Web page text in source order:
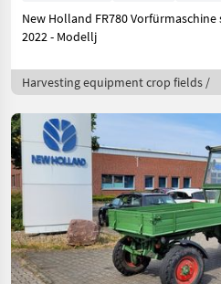
New Holland FR780 Vorfürmaschine sofort
2022 - Modellj
Harvesting equipment crop fields /